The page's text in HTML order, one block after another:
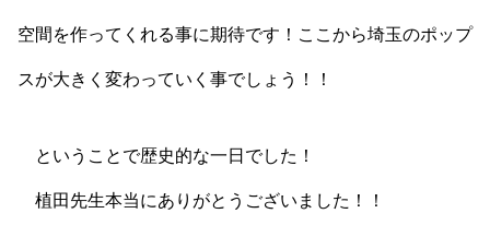
空間を作ってくれる事に期待です！ここから埼玉のポップ
スが大きく変わっていく事でしょう！！
ということで歴史的な一日でした！
植田先生本当にありがとうございました！！